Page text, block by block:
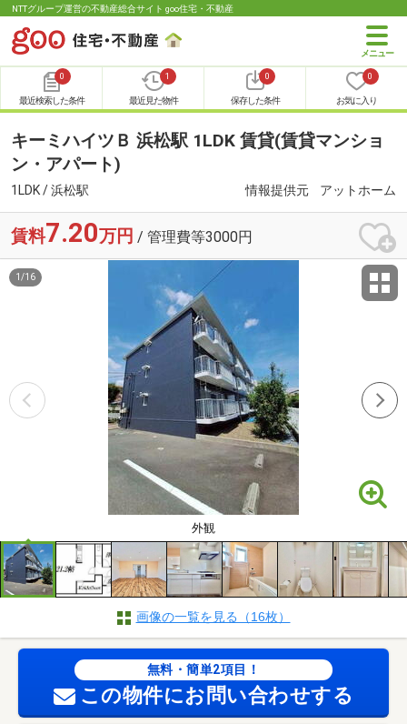
NTTグループ運営の不動産総合サイト goo住宅・不動産
0
最近検索した条件
1
最近見た物件
0
保存した条件
0
お気に入り
キーミハイツＢ 浜松駅 1LDK 賃貸(賃貸マンショ
ン・アパート)
1LDK / 浜松駅 情報提供元 アットホーム
賃料7.20万円 / 管理費等3000円
外観
1 /16
画像の一覧を見る（16枚）
無料・簡単2項目！
この物件にお問い合わせする